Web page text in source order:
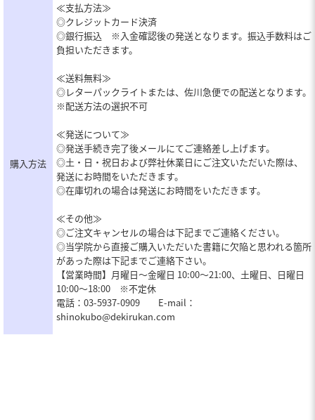
購入方法
≪支払方法≫
◎クレジットカード決済
◎銀行振込 ※入金確認後の発送となります。振込手数料はご
負担いただきます。
≪送料無料≫
◎レターパックライトまたは、佐川急便での配送となります。
※配送方法の選択不可
≪発送について≫
◎発送手続き完了後メールにてご連絡差し上げます。
◎土・日・祝日および弊社休業日にご注文いただいた際は、
発送にお時間をいただきます。
◎在庫切れの場合は発送にお時間をいただきます。
≪その他≫
◎ご注文キャンセルの場合は下記までご連絡ください。
◎当学院から直接ご購入いただいた書籍に欠陥と思われる箇所
があった際は下記までご連絡下さい。
【営業時間】月曜日～金曜日 10:00～21:00、土曜日、日曜日
10:00～18:00 ※不定休
電話：03-5937-0909 E-mail：
shinokubo@dekirukan.com